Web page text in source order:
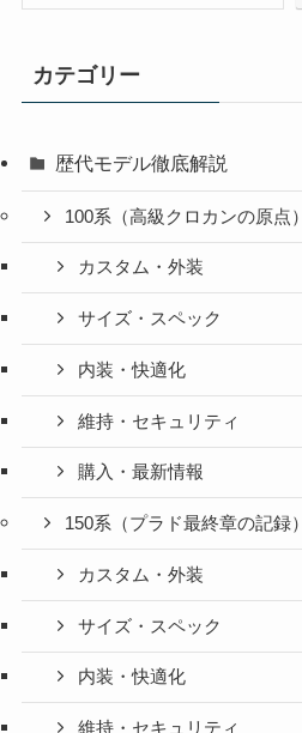
カテゴリー
歴代モデル徹底解説
100系（高級クロカンの原点）
カスタム・外装
サイズ・スペック
内装・快適化
維持・セキュリティ
購入・最新情報
150系（プラド最終章の記録）
カスタム・外装
サイズ・スペック
内装・快適化
維持・セキュリティ